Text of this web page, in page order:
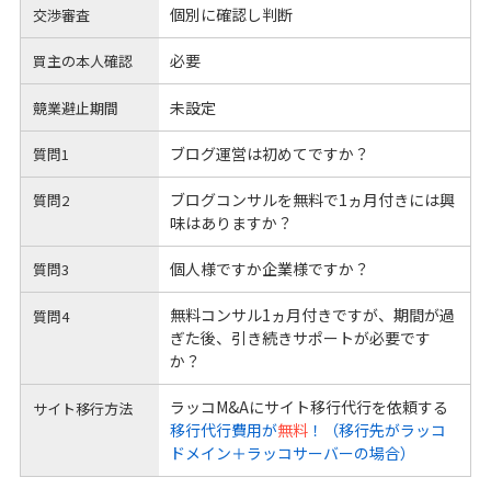
交渉審査 個別に確認し判断
買主の本人確認 必要
競業避止期間 未設定
質問1 ブログ運営は初めてですか？
質問2
ブログコンサルを無料で1ヵ月付きには興
味はありますか？
質問3 個人様ですか企業様ですか？
質問4
無料コンサル1ヵ月付きですが、期間が過
ぎた後、引き続きサポートが必要です
か？
サイト移行方法
ラッコM&Aにサイト移行代行を依頼する
移行代行費用が無料！（移行先がラッコ
ドメイン＋ラッコサーバーの場合）